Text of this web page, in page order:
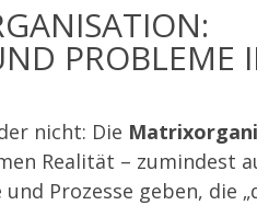
PROBLEME
nicht: Die
Realität – zumindest
Prozesse geben, die